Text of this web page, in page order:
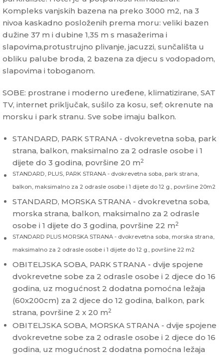
Kompleks vanjskih bazena na preko 3000 m2, na 3
nivoa kaskadno posloženih prema moru: veliki bazen
dužine 37 m i dubine 1,35 m s masažerima i
slapovima,protustrujno plivanje, jacuzzi, sunčališta u
obliku palube broda, 2 bazena za djecu s vodopadom,
slapovima i toboganom.
SOBE: prostrane i moderno uređene, klimatizirane, SAT
TV, internet priključak, sušilo za kosu, sef; okrenute na
morsku i park stranu. Sve sobe imaju balkon.
STANDARD, PARK STRANA - dvokrevetna soba, park
strana, balkon, maksimalno za 2 odrasle osobe i 1
dijete do 3 godina, površine 20 m2
STANDARD, PLUS, PARK STRANA - dvokrevetna soba, park strana,
balkon, maksimalno za 2 odrasle osobe i 1 dijete do 12 g., površine 20m2
STANDARD, MORSKA STRANA - dvokrevetna soba,
morska strana, balkon, maksimalno za 2 odrasle
osobe i 1 dijete do 3 godina, površine 22 m2
STANDARD PLUS MORSKA STRANA - dvokrevetna soba, morska strana,
maksimalno za 2 odrasle osobe i 1 dijete do 12 g., površine 22 m2
OBITELJSKA SOBA, PARK STRANA - dvije spojene
dvokrevetne sobe za 2 odrasle osobe i 2 djece do 16
godina, uz mogućnost 2 dodatna pomoćna ležaja
(60x200cm) za 2 djece do 12 godina, balkon, park
strana, površine 2 x 20 m2
OBITELJSKA SOBA, MORSKA STRANA - dvije spojene
dvokrevetne sobe za 2 odrasle osobe i 2 djece do 16
godina, uz mogućnost 2 dodatna pomoćna ležaja